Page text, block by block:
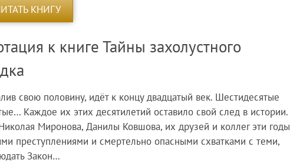
КНИГУ
к книге Тайны захолустного
свою половину, идёт к концу двадцатый век. Шестидесятые
Каждое их этих десятилетий оставило свой след в истории.
Миронова, Данилы Ковшова, их друзей и коллег эти годы
преступлениями и смертельно опасными схватками с теми,
Закон…